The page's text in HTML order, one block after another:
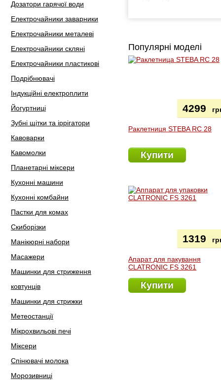
Дозатори гарячої води
Електрочайники заварники
Електрочайники металеві
Електрочайники скляні
Електрочайники пластикові
Подрібнювачі
Індукційні електроплити
Йогуртниці
Зубні щітки та іррігатори
Кавоварки
Кавомолки
Планетарні міксери
Кухонні машини
Кухонні комбайни
Пастки для комах
Скиборізки
Манікюрні набори
Масажери
Машинки для стриження
ковтунців
Машинки для стрижки
Метеостанції
Мікрохвильові печі
Міксери
Спінювачі молока
Морозивниці
Популярні моделі
Раклетниця STEBA RC 28
4299
Купити
Апарат для пакування
CLATRONIC FS 3261
1319
Купити